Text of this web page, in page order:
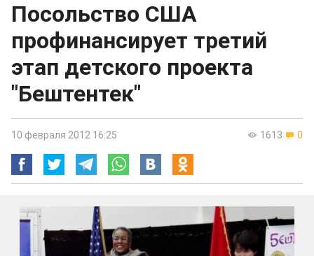
Посольство США
профинансирует третий
этап детского проекта
"Бештентек"
1613 0
10 февраля 2012 16:25